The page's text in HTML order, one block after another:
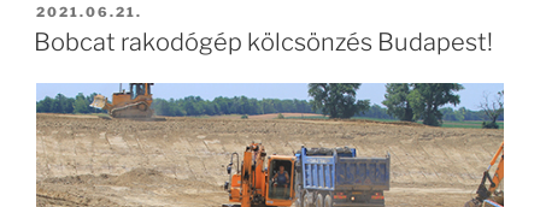
BEKÜLDVE:
2021.06.21.
Bobcat rakodógép kölcsönzés Budapest!